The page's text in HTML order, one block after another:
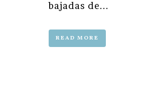
bajadas de...
READ MORE